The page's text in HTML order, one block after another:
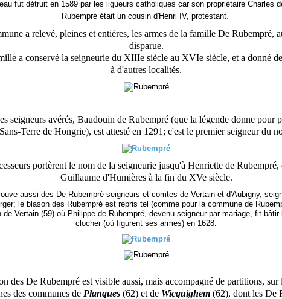
fut détruit en 1589 par les ligueurs catholiques car son propriétaire Charles
Rubempré était un cousin d'Henri IV, protestant.
a relevé, pleines et entières, les armes de la famille De Rubempré,
disparue.
a conservé la seigneurie du XIIIe siècle au XVIe siècle, et a donné
à d'autres localités.
seigneurs avérés, Baudouin de Rubempré (que la légende donne pour
Sans-Terre de Hongrie), est attesté en 1291; c'est le premier seigneur du
portèrent le nom de la seigneurie jusqu'à Henriette de Rubempré,
Guillaume d'Humières à la fin du XVe siècle.
aussi des De Rubempré seigneurs et comtes de Vertain et d'Aubigny,
le blason des Rubempré est repris tel (comme pour la commune de
de Vertain (59) où Philippe de Rubempré, devenu seigneur par mariage, fit bâtir
clocher (où figurent ses armes) en 1628.
des De Rubempré est visible aussi, mais accompagné de partitions, sur
des communes de Planques(62) et de Wicquighem(62), dont les De